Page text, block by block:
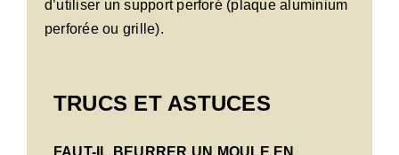
d’utiliser un support perforé (plaque aluminium
perforée ou grille).
TRUCS ET ASTUCES
FAUT-IL BEURRER UN MOULE EN